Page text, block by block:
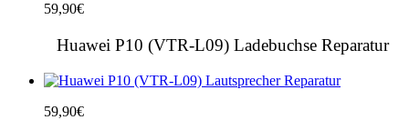
59,90€
Huawei P10 (VTR-L09) Ladebuchse Reparatur
59,90€